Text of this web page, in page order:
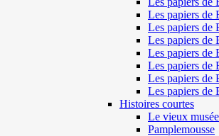
Les papiers de
Les papiers de
Les papiers de
Les papiers de
Les papiers de
Les papiers de
Les papiers de
Histoires courtes
Le vieux musée
Pamplemousse